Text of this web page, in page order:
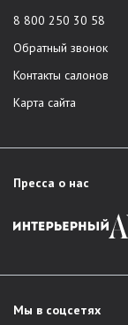
8 800 250 30 58
Обратный звонок
Контакты салонов
Карта сайта
Пресса о нас
Мы в соцсетях